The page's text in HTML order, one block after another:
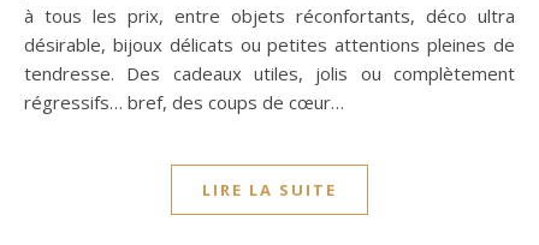
à tous les prix, entre objets réconfortants, déco ultra
désirable, bijoux délicats ou petites attentions pleines de
tendresse. Des cadeaux utiles, jolis ou complètement
régressifs… bref, des coups de cœur…
LIRE LA SUITE